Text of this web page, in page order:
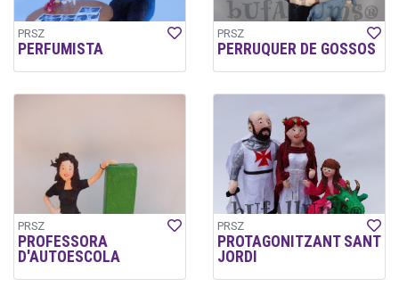
PRSZ
PERFUMISTA
PRSZ
PERRUQUER DE GOSSOS
PRSZ
PROFESSORA
D'AUTOESCOLA
PRSZ
PROTAGONITZANT SANT
JORDI